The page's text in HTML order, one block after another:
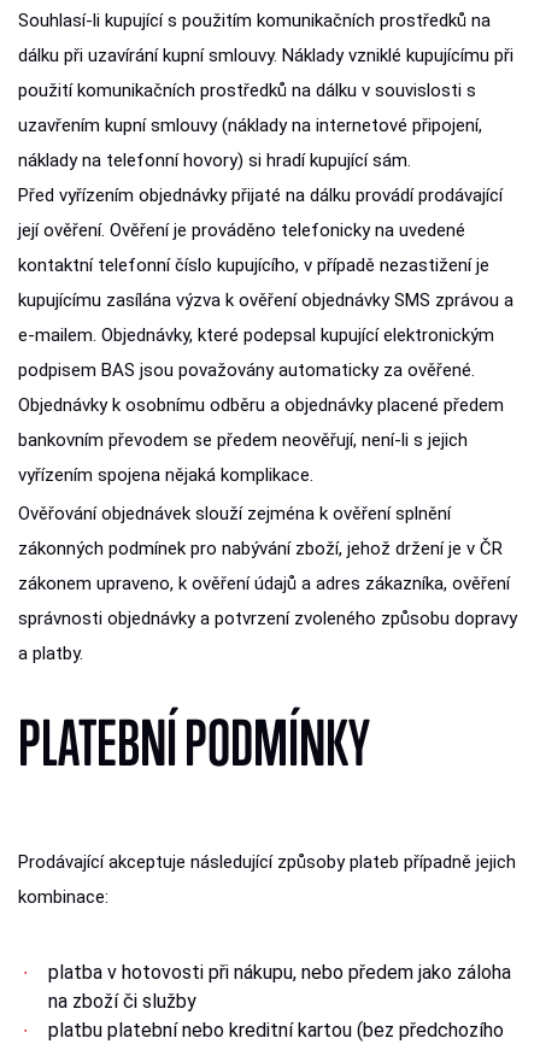
Souhlasí-li kupující s použitím komunikačních prostředků na
dálku při uzavírání kupní smlouvy. Náklady vzniklé kupujícímu při
použití komunikačních prostředků na dálku v souvislosti s
uzavřením kupní smlouvy (náklady na internetové připojení,
náklady na telefonní hovory) si hradí kupující sám.
Před vyřízením objednávky přijaté na dálku provádí prodávající
její ověření. Ověření je prováděno telefonicky na uvedené
kontaktní telefonní číslo kupujícího, v případě nezastižení je
kupujícímu zasílána výzva k ověření objednávky SMS zprávou a
e-mailem. Objednávky, které podepsal kupující elektronickým
podpisem BAS jsou považovány automaticky za ověřené.
Objednávky k osobnímu odběru a objednávky placené předem
bankovním převodem se předem neověřují, není-li s jejich
vyřízením spojena nějaká komplikace.
Ověřování objednávek slouží zejména k ověření splnění
zákonných podmínek pro nabývání zboží, jehož držení je v ČR
zákonem upraveno, k ověření údajů a adres zákazníka, ověření
správnosti objednávky a potvrzení zvoleného způsobu dopravy
a platby.
PLATEBNÍ PODMÍNKY
Prodávající akceptuje následující způsoby plateb případně jejich
kombinace:
platba v hotovosti při nákupu, nebo předem jako záloha
na zboží či služby
platbu platební nebo kreditní kartou (bez předchozího